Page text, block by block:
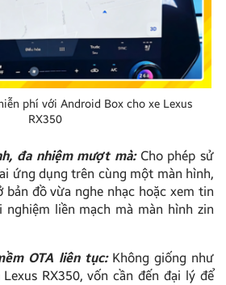
phí với Android Box cho xe Lexus
RX350
đa nhiệm mượt mà: Cho phép sử
ứng dụng trên cùng một màn hình,
đồ vừa nghe nhạc hoặc xem tin
liền mạch mà màn hình zin
OTA liên tục: Không giống như
RX350, vốn cần đến đại lý để